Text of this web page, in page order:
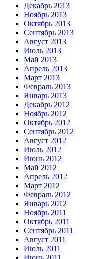
Декабрь 2013
Ноябрь 2013
Октябрь 2013
Сентябрь 2013
Август 2013
Июль 2013
Май 2013
Апрель 2013
Март 2013
Февраль 2013
Январь 2013
Декабрь 2012
Ноябрь 2012
Октябрь 2012
Сентябрь 2012
Август 2012
Июль 2012
Июнь 2012
Май 2012
Апрель 2012
Март 2012
Февраль 2012
Январь 2012
Ноябрь 2011
Октябрь 2011
Сентябрь 2011
Август 2011
Июль 2011